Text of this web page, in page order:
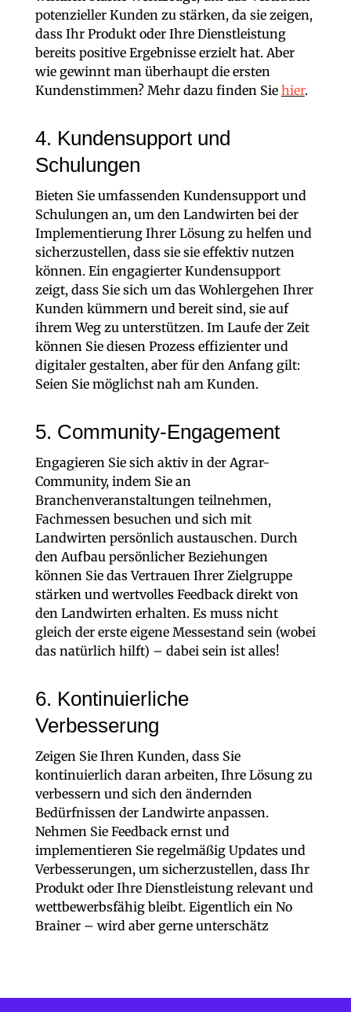
potenzieller Kunden zu stärken, da sie zeigen,
dass Ihr Produkt oder Ihre Dienstleistung
bereits positive Ergebnisse erzielt hat. Aber
wie gewinnt man überhaupt die ersten
Kundenstimmen? Mehr dazu finden Sie hier.
4. Kundensupport und
Schulungen
Bieten Sie umfassenden Kundensupport und
Schulungen an, um den Landwirten bei der
Implementierung Ihrer Lösung zu helfen und
sicherzustellen, dass sie sie effektiv nutzen
können. Ein engagierter Kundensupport
zeigt, dass Sie sich um das Wohlergehen Ihrer
Kunden kümmern und bereit sind, sie auf
ihrem Weg zu unterstützen. Im Laufe der Zeit
können Sie diesen Prozess effizienter und
digitaler gestalten, aber für den Anfang gilt:
Seien Sie möglichst nah am Kunden.
5. Community-Engagement
Engagieren Sie sich aktiv in der Agrar-
Community, indem Sie an
Branchenveranstaltungen teilnehmen,
Fachmessen besuchen und sich mit
Landwirten persönlich austauschen. Durch
den Aufbau persönlicher Beziehungen
können Sie das Vertrauen Ihrer Zielgruppe
stärken und wertvolles Feedback direkt von
den Landwirten erhalten. Es muss nicht
gleich der erste eigene Messestand sein (wobei
das natürlich hilft) – dabei sein ist alles!
6. Kontinuierliche
Verbesserung
Zeigen Sie Ihren Kunden, dass Sie
kontinuierlich daran arbeiten, Ihre Lösung zu
verbessern und sich den ändernden
Bedürfnissen der Landwirte anpassen.
Nehmen Sie Feedback ernst und
implementieren Sie regelmäßig Updates und
Verbesserungen, um sicherzustellen, dass Ihr
Produkt oder Ihre Dienstleistung relevant und
wettbewerbsfähig bleibt. Eigentlich ein No
Brainer – wird aber gerne unterschätz